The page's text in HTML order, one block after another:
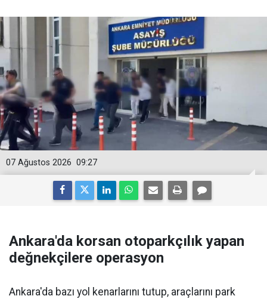
09:27
07 Ağustos 2026
Ankara'da korsan otoparkçılık yapan
değnekçilere operasyon
Ankara'da bazı yol kenarlarını tutup, araçlarını park